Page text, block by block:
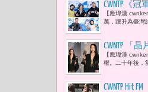
CWNTP《
臺灣，會
【應瑋漢
萬，躍升為臺灣
CWNTP 「
反思台灣
【應瑋漢
權。二十年後，
CWNTP Hit